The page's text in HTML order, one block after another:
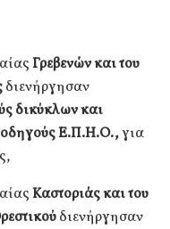
Γρεβενών και του
διενήργησαν
δικύκλων και
οδηγούς Ε.Π.Η.Ο.,για
Καστοριάς και του
διενήργησαν